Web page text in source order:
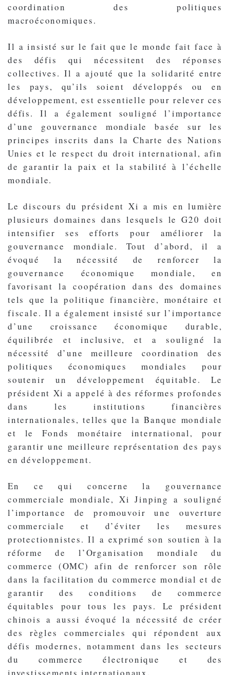
coordination des politiques
macroéconomiques.
Il a insisté sur le fait que le monde fait face à
des défis qui nécessitent des réponses
collectives. Il a ajouté que la solidarité entre
les pays, qu’ils soient développés ou en
développement, est essentielle pour relever ces
défis. Il a également souligné l’importance
d’une gouvernance mondiale basée sur les
principes inscrits dans la Charte des Nations
Unies et le respect du droit international, afin
de garantir la paix et la stabilité à l’échelle
mondiale.
Le discours du président Xi a mis en lumière
plusieurs domaines dans lesquels le G20 doit
intensifier ses efforts pour améliorer la
gouvernance mondiale. Tout d’abord, il a
évoqué la nécessité de renforcer la
gouvernance économique mondiale, en
favorisant la coopération dans des domaines
tels que la politique financière, monétaire et
fiscale. Il a également insisté sur l’importance
d’une croissance économique durable,
équilibrée et inclusive, et a souligné la
nécessité d’une meilleure coordination des
politiques économiques mondiales pour
soutenir un développement équitable. Le
président Xi a appelé à des réformes profondes
dans les institutions financières
internationales, telles que la Banque mondiale
et le Fonds monétaire international, pour
garantir une meilleure représentation des pays
en développement.
En ce qui concerne la gouvernance
commerciale mondiale, Xi Jinping a souligné
l’importance de promouvoir une ouverture
commerciale et d’éviter les mesures
protectionnistes. Il a exprimé son soutien à la
réforme de l’Organisation mondiale du
commerce (OMC) afin de renforcer son rôle
dans la facilitation du commerce mondial et de
garantir des conditions de commerce
équitables pour tous les pays. Le président
chinois a aussi évoqué la nécessité de créer
des règles commerciales qui répondent aux
défis modernes, notamment dans les secteurs
du commerce électronique et des
investissements internationaux.